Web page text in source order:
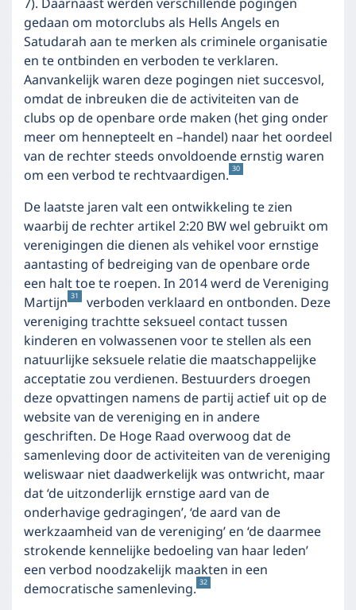
gedaan om motorclubs als Hells Angels en
Satudarah aan te merken als criminele organisatie
en te ontbinden en verboden te verklaren.
Aanvankelijk waren deze pogingen niet succesvol,
omdat de inbreuken die de activiteiten van de
clubs op de openbare orde maken (het ging onder
meer om hennepteelt en –handel) naar het oordeel
van de rechter steeds onvoldoende ernstig waren
om een verbod te rechtvaardigen. 30
De laatste jaren valt een ontwikkeling te zien
waarbij de rechter artikel 2:20 BW wel gebruikt om
verenigingen die dienen als vehikel voor ernstige
aantasting of bedreiging van de openbare orde
een halt toe te roepen. In 2014 werd de Vereniging
Martijn 31
verboden verklaard en ontbonden. Deze
vereniging trachtte seksueel contact tussen
kinderen en volwassenen voor te stellen als een
natuurlijke seksuele relatie die maatschappelijke
acceptatie zou verdienen. Bestuurders droegen
deze opvattingen namens de partij actief uit op de
website van de vereniging en in andere
geschriften. De Hoge Raad overwoog dat de
samenleving door de activiteiten van de vereniging
weliswaar niet daadwerkelijk was ontwricht, maar
dat ‘de uitzonderlijk ernstige aard van de
onderhavige gedragingen’, ‘de aard van de
werkzaamheid van de vereniging’ en ‘de daarmee
strokende kennelijke bedoeling van haar leden’
een verbod noodzakelijk maakten in een
democratische samenleving. 32